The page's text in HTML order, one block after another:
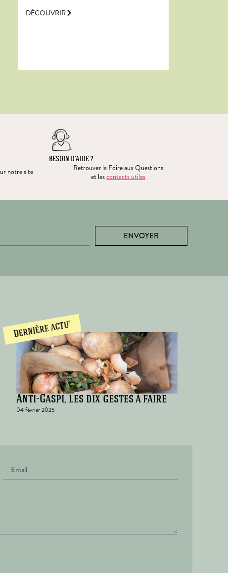
DÉCOUVRIR
notre site
BESOIN D’AIDE ?
Retrouvez la Foire aux Questions
et lescontacts utiles
ENVOYER
Anti-Gaspi, les dix gestes à faire
04 février 2025
Dernière actu'